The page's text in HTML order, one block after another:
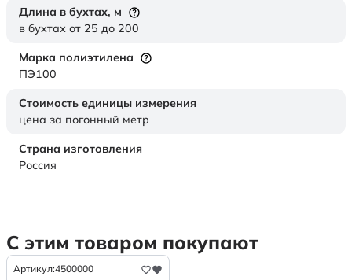
Длина в бухтах, м
в бухтах от 25 до 200
Марка полиэтилена
ПЭ100
Стоимость единицы измерения
цена за погонный метр
Страна изготовления
Россия
С этим товаром покупают
Артикул:4500000